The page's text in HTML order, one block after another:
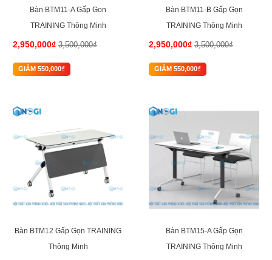
Bàn BTM11-A Gấp Gọn
TRAINING Thông Minh
2,950,000₫ 3,500,000₫
GIẢM 550,000₫
Bàn BTM11-B Gấp Gọn
TRAINING Thông Minh
2,950,000₫ 3,500,000₫
GIẢM 550,000₫
-11%
Bàn BTM12 Gấp Gọn TRAINING
Thông Minh
-13%
Bàn BTM15-A Gấp Gọn
TRAINING Thông Minh